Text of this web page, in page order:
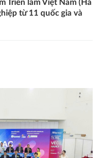
Triển lãm Việt Nam (Hà
từ 11 quốc gia và